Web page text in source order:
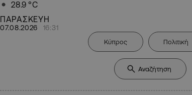
28.9 °C
ΠΑΡΑΣΚΕΥΗ
07.08.2026 16:31
Κύπρος Πολιτική